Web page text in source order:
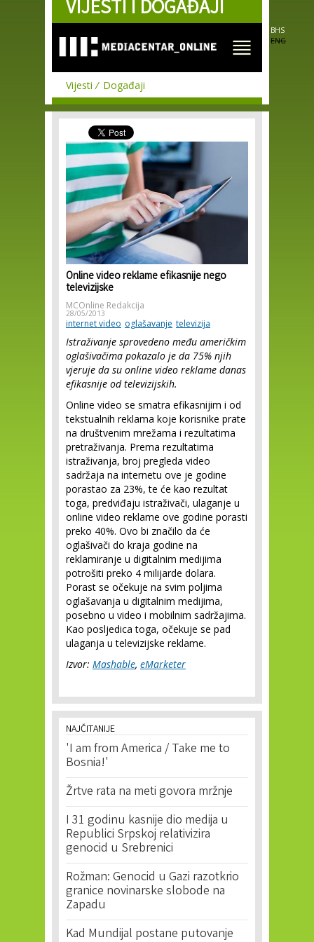
Skip to
main
VIJESTI I DOGAĐAJI
BHS
ENG
Vijesti Događaji
Online video reklame efikasnije nego
televizijske
MCOnline Redakcija
28/05/2013
internet video oglašavanje televizija
Istraživanje sprovedeno među američkim
oglašivačima pokazalo je da 75% njih
vjeruje da su online video reklame danas
efikasnije od televizijskih.
Online video se smatra efikasnijim i od
tekstualnih reklama koje korisnike prate
na društvenim mrežama i rezultatima
pretraživanja. Prema rezultatima
istraživanja, broj pregleda video
sadržaja na internetu ove je godine
porastao za 23%, te će kao rezultat
toga, predviđaju istraživači, ulaganje u
online video reklame ove godine porasti
preko 40%. Ovo bi značilo da će
oglašivači do kraja godine na
reklamiranje u digitalnim medijima
potrošiti preko 4 milijarde dolara.
Porast se očekuje na svim poljima
oglašavanja u digitalnim medijima,
posebno u video i mobilnim sadržajima.
Kao posljedica toga, očekuje se pad
ulaganja u televizijske reklame.
Izvor: Mashable, eMarketer
NAJČITANIJE
'I am from America / Take me to
Bosnia!'
Žrtve rata na meti govora mržnje
I 31 godinu kasnije dio medija u
Republici Srpskoj relativizira
genocid u Srebrenici
Rožman: Genocid u Gazi razotkrio
granice novinarske slobode na
Zapadu
Kad Mundijal postane putovanje